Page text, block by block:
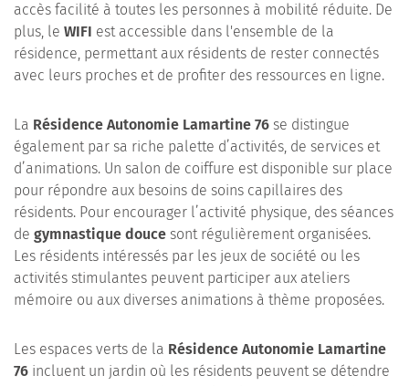
accès facilité à toutes les personnes à mobilité réduite. De
plus, le WIFI est accessible dans l'ensemble de la
résidence, permettant aux résidents de rester connectés
avec leurs proches et de profiter des ressources en ligne.
La Résidence Autonomie Lamartine 76 se distingue
également par sa riche palette d’activités, de services et
d’animations. Un salon de coiffure est disponible sur place
pour répondre aux besoins de soins capillaires des
résidents. Pour encourager l’activité physique, des séances
de gymnastique douce sont régulièrement organisées.
Les résidents intéressés par les jeux de société ou les
activités stimulantes peuvent participer aux ateliers
mémoire ou aux diverses animations à thème proposées.
Les espaces verts de la Résidence Autonomie Lamartine
76 incluent un jardin où les résidents peuvent se détendre